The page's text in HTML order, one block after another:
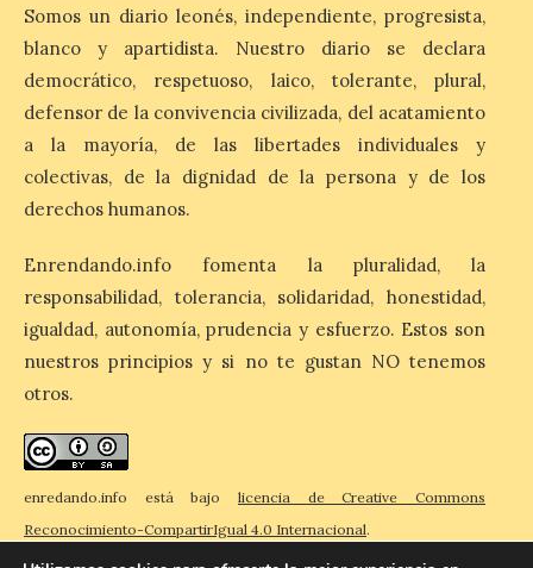
Esta medida afecta a los
espectáculos nocturnos
de la Fuente Baños de
Diana previstos para los
días 8, 15 y 22 de agosto,
así como al encendido extraordinario del
día 25. La reserva de agua en el estanque
«El Mar», […]
del Sella arranca con el
homenaje a los campeones
y el izado de las banderas
autonómicas
del Sella reunirá este año a
1.291 palistas distribuidos
en 874 embarcaciones,
con representación de 22 países,
Somos un diario leonés, independiente, progresista,
blanco y apartidista. Nuestro diario se declara
democrático, respetuoso, laico, tolerante, plural,
defensor de la convivencia civilizada, del acatamiento
a la mayoría, de las libertades individuales y
colectivas, de la dignidad de la persona y de los
derechos humanos.
Enrendando.info fomenta la pluralidad, la
responsabilidad, tolerancia, solidaridad, honestidad,
igualdad, autonomía, prudencia y esfuerzo. Estos son
nuestros principios y si no te gustan NO tenemos
otros.
enredando.info está bajo licencia de Creative Commons
Reconocimiento-CompartirIgual 4.0 Internacional.